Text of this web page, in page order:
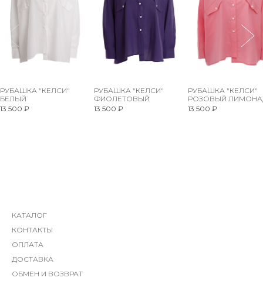
РУБАШКА "КЕЛСИ"
БЕЛЫЙ
13 500 ₽
РУБАШКА "КЕЛСИ"
ФИОЛЕТОВЫЙ
13 500 ₽
РУБАШКА "КЕЛСИ"
РОЗОВЫЙ
13 500 ₽
КАТАЛОГ
КОНТАКТЫ
ОПЛАТА
ДОСТАВКА
ОБМЕН И ВОЗВРАТ